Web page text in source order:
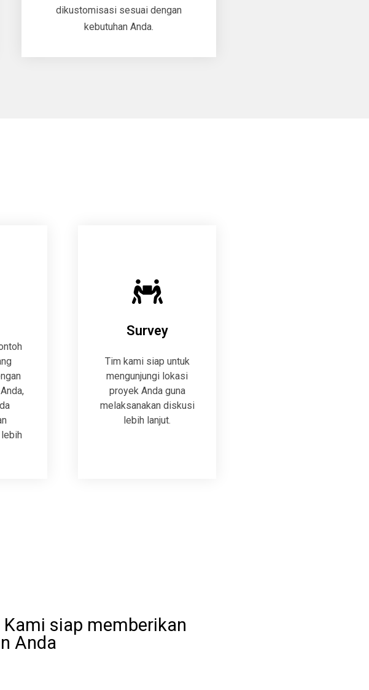
dikustomisasi sesuai dengan
kebutuhan Anda.
Survey
Tim kami siap untuk
mengunjungi lokasi
proyek Anda guna
melaksanakan diskusi
lebih lanjut.
siap memberikan
Anda